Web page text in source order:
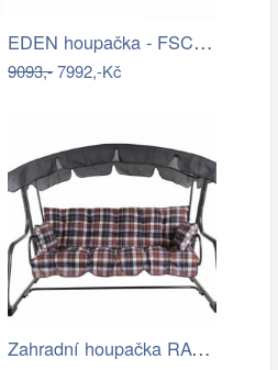
EDEN houpačka - FSC ROJAPLAST
9093,-7992,-Kč
Zahradní houpačka RAVENNA